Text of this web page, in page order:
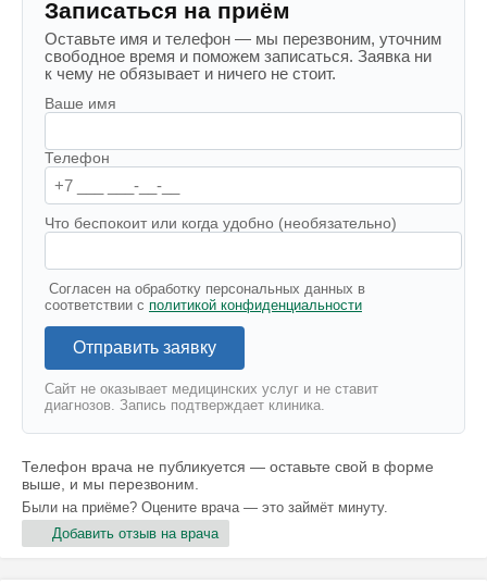
Записаться на приём
Оставьте имя и телефон — мы перезвоним, уточним
свободное время и поможем записаться. Заявка ни
к чему не обязывает и ничего не стоит.
Ваше имя
Телефон
Что беспокоит или когда удобно (необязательно)
Согласен на обработку персональных данных в
соответствии с политикой конфиденциальности
Отправить заявку
Сайт не оказывает медицинских услуг и не ставит
диагнозов. Запись подтверждает клиника.
Телефон врача не публикуется — оставьте свой в форме
выше, и мы перезвоним.
Были на приёме? Оцените врача — это займёт минуту.
Добавить отзыв на врача